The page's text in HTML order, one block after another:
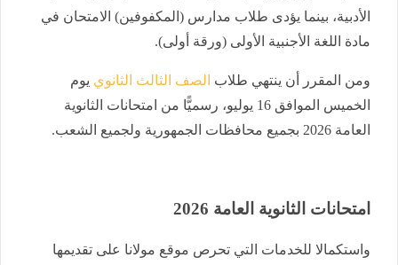
الأدبية، بينما يؤدى طلاب مدارس (المكفوفين) الامتحان في
مادة اللغة الأجنبية الأولى (ورقة أولى).
ومن المقرر أن ينتهي طلاب الصف الثالث الثانوي يوم
الخميس الموافق 16 يوليو، رسميًّا من امتحانات الثانوية
العامة 2026 بجميع محافظات الجمهورية ولجميع الشعب.
امتحانات الثانوية العامة 2026
واستكمالا للخدمات التي تحرص موقع مولانا على تقديمها